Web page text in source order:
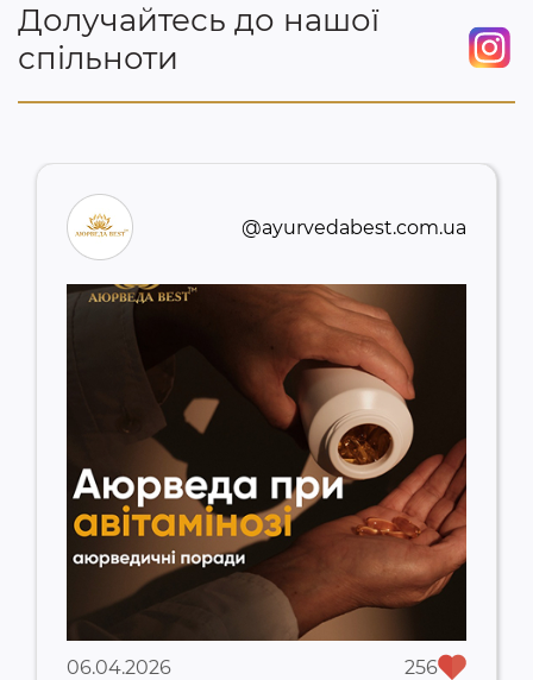
Долучайтесь до нашої
спільноти
@ayurvedabest.com.ua
06.04.2026 256